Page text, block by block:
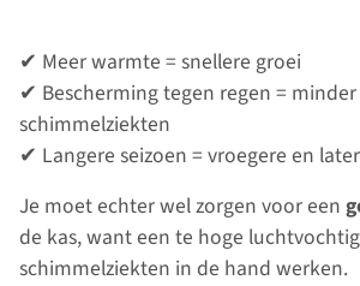
✔ Meer warmte = snellere groei
✔ Bescherming tegen regen =
schimmelziekten
✔ Langere seizoen = vroegere en
Je moet echter wel zorgen voor een
de kas, want een te hoge
schimmelziekten in de hand werken.